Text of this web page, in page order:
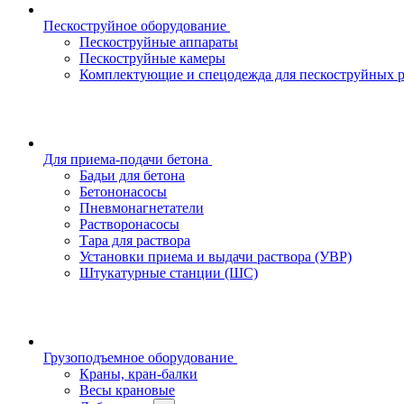
Пескоструйное оборудование
Пескоструйные аппараты
Пескоструйные камеры
Комплектующие и спецодежда для пескоструйных
Для приема-подачи бетона
Бадьи для бетона
Бетононасосы
Пневмонагнетатели
Растворонасосы
Тара для раствора
Установки приема и выдачи раствора (УВР)
Штукатурные станции (ШС)
Грузоподъемное оборудование
Краны, кран-балки
Весы крановые